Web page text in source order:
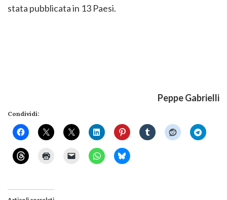
stata pubblicata in 13 Paesi.
Peppe Gabrielli
Condividi: